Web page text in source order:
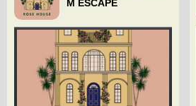
M ESCAPE